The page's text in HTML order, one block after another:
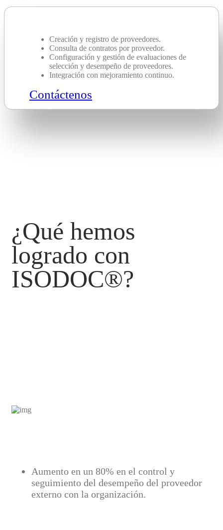
Creación y registro de proveedores.
Consulta de contratos por proveedor.
Configuración y gestión de evaluaciones de
selección y desempeño de proveedores.
Integración con mejoramiento continuo.
Contáctenos
¿Qué hemos
logrado con
ISODOC®?
Aumento en un 80% en el control y
seguimiento del desempeño del proveedor
externo con la organización.